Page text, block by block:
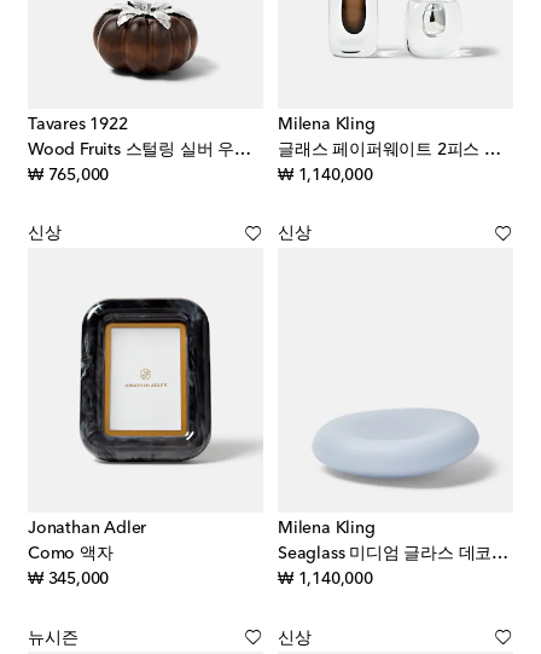
Tavares 1922
Wood Fruits 스털링 실버 우드 데코 오브제
₩ 765,000original price
Milena Kling
글래스 페이퍼웨이트 2피스 세트
₩ 1,140,000original price
신상
Jonathan Adler
Como 액자
₩ 345,000original price
신상
Milena Kling
Seaglass 미디엄 글라스 데코레이티브 오브제
₩ 1,140,000original price
뉴시즌 신상